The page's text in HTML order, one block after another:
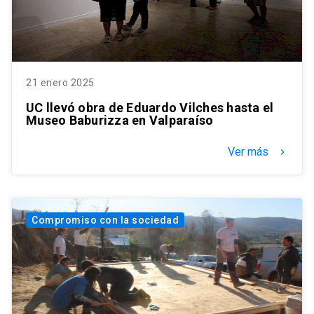
21 enero 2025
UC llevó obra de Eduardo Vilches hasta el
Museo Baburizza en Valparaíso
Ver más keyboard_arrow_right
Compromiso con la sociedad